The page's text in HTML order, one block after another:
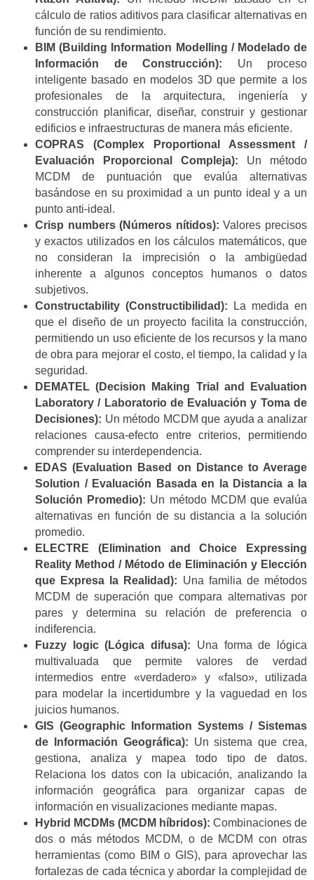
cálculo de ratios aditivos para clasificar alternativas en
función de su rendimiento.
BIM (Building Information Modelling / Modelado de
Información de Construcción): Un proceso
inteligente basado en modelos 3D que permite a los
profesionales de la arquitectura, ingeniería y
construcción planificar, diseñar, construir y gestionar
edificios e infraestructuras de manera más eficiente.
COPRAS (Complex Proportional Assessment /
Evaluación Proporcional Compleja): Un método
MCDM de puntuación que evalúa alternativas
basándose en su proximidad a un punto ideal y a un
punto anti-ideal.
Crisp numbers (Números nítidos): Valores precisos
y exactos utilizados en los cálculos matemáticos, que
no consideran la imprecisión o la ambigüedad
inherente a algunos conceptos humanos o datos
subjetivos.
Constructability (Constructibilidad): La medida en
que el diseño de un proyecto facilita la construcción,
permitiendo un uso eficiente de los recursos y la mano
de obra para mejorar el costo, el tiempo, la calidad y la
seguridad.
DEMATEL (Decision Making Trial and Evaluation
Laboratory / Laboratorio de Evaluación y Toma de
Decisiones): Un método MCDM que ayuda a analizar
relaciones causa-efecto entre criterios, permitiendo
comprender su interdependencia.
EDAS (Evaluation Based on Distance to Average
Solution / Evaluación Basada en la Distancia a la
Solución Promedio): Un método MCDM que evalúa
alternativas en función de su distancia a la solución
promedio.
ELECTRE (Elimination and Choice Expressing
Reality Method / Método de Eliminación y Elección
que Expresa la Realidad): Una familia de métodos
MCDM de superación que compara alternativas por
pares y determina su relación de preferencia o
indiferencia.
Fuzzy logic (Lógica difusa): Una forma de lógica
multivaluada que permite valores de verdad
intermedios entre «verdadero» y «falso», utilizada
para modelar la incertidumbre y la vaguedad en los
juicios humanos.
GIS (Geographic Information Systems / Sistemas
de Información Geográfica): Un sistema que crea,
gestiona, analiza y mapea todo tipo de datos.
Relaciona los datos con la ubicación, analizando la
información geográfica para organizar capas de
información en visualizaciones mediante mapas.
Hybrid MCDMs (MCDM híbridos): Combinaciones de
dos o más métodos MCDM, o de MCDM con otras
herramientas (como BIM o GIS), para aprovechar las
fortalezas de cada técnica y abordar la complejidad de